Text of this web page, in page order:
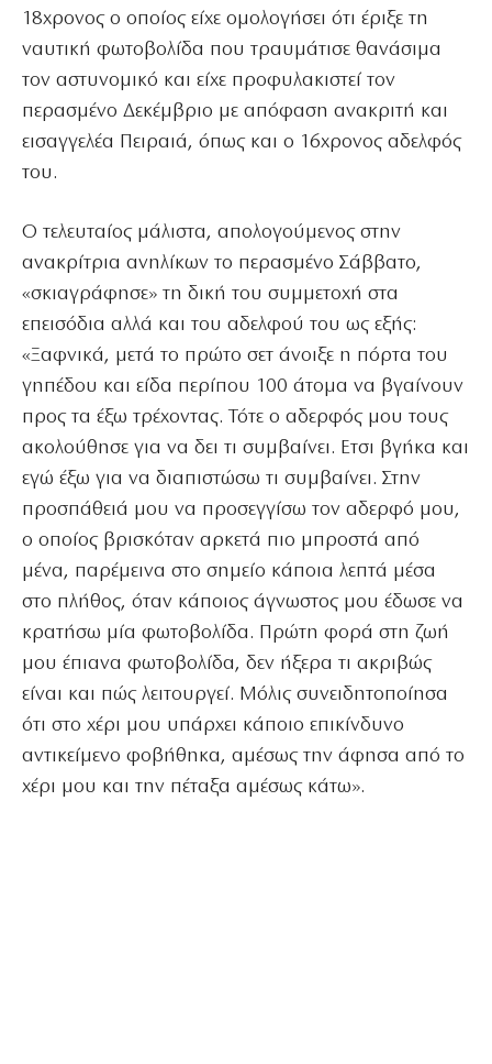
18χρονος ο οποίος είχε ομολογήσει ότι έριξε τη
ναυτική φωτοβολίδα που τραυμάτισε θανάσιμα
τον αστυνομικό και είχε προφυλακιστεί τον
περασμένο Δεκέμβριο με απόφαση ανακριτή και
εισαγγελέα Πειραιά, όπως και ο 16χρονος αδελφός
του.
Ο τελευταίος μάλιστα, απολογούμενος στην
ανακρίτρια ανηλίκων το περασμένο Σάββατο,
«σκιαγράφησε» τη δική του συμμετοχή στα
επεισόδια αλλά και του αδελφού του ως εξής:
«Ξαφνικά, μετά το πρώτο σετ άνοιξε η πόρτα του
γηπέδου και είδα περίπου 100 άτομα να βγαίνουν
προς τα έξω τρέχοντας. Τότε ο αδερφός μου τους
ακολούθησε για να δει τι συμβαίνει. Ετσι βγήκα και
εγώ έξω για να διαπιστώσω τι συμβαίνει. Στην
προσπάθειά μου να προσεγγίσω τον αδερφό μου,
ο οποίος βρισκόταν αρκετά πιο μπροστά από
μένα, παρέμεινα στο σημείο κάποια λεπτά μέσα
στο πλήθος, όταν κάποιος άγνωστος μου έδωσε να
κρατήσω μία φωτοβολίδα. Πρώτη φορά στη ζωή
μου έπιανα φωτοβολίδα, δεν ήξερα τι ακριβώς
είναι και πώς λειτουργεί. Μόλις συνειδητοποίησα
ότι στο χέρι μου υπάρχει κάποιο επικίνδυνο
αντικείμενο φοβήθηκα, αμέσως την άφησα από το
χέρι μου και την πέταξα αμέσως κάτω».